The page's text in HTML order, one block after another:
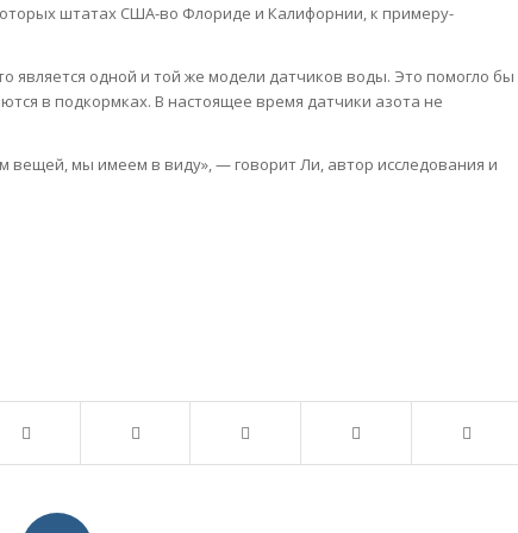
штатах США-во Флориде и Калифорнии, к примеру-
является одной и той же модели датчиков воды. Это помогло бы
в подкормках. В настоящее время датчики азота не
мы имеем в виду», — говорит Ли, автор исследования и